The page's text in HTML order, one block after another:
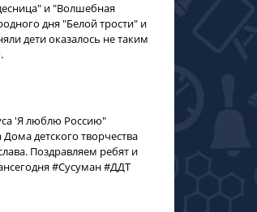
и "Волшебная
дня "Белой трости" и
дети оказалось не таким
'Я люблю Россию"
детского творчества
Поздравляем ребят и
#Сусуман #ДДТ